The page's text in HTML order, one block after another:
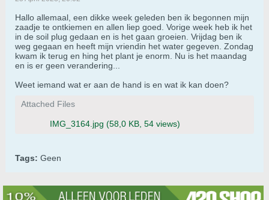
Hallo allemaal, een dikke week geleden ben ik begonnen mijn
zaadje te ontkiemen en allen liep goed. Vorige week heb ik het
in de soil plug gedaan en is het gaan groeien. Vrijdag ben ik
weg gegaan en heeft mijn vriendin het water gegeven. Zondag
kwam ik terug en hing het plant je enorm. Nu is het maandag
en is er geen verandering...
Weet iemand wat er aan de hand is en wat ik kan doen?
Attached Files
IMG_3164.jpg (58,0 KB, 54 views)
Tags: Geen